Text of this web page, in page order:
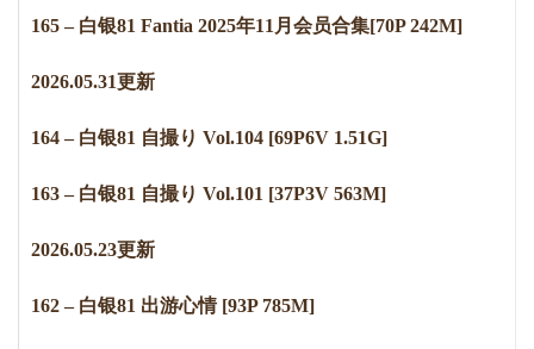
165 – 白银81 Fantia 2025年11月会员合集[70P 242M]
2026.05.31更新
164 – 白银81 自撮り Vol.104 [69P6V 1.51G]
163 – 白银81 自撮り Vol.101 [37P3V 563M]
2026.05.23更新
162 – 白银81 出游心情 [93P 785M]